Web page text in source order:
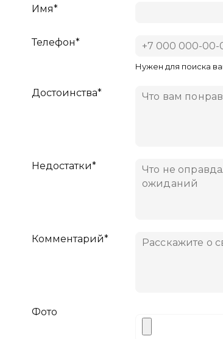
Имя*
Телефон*
Нужен для поиска
Достоинства*
Недостатки*
Комментарий*
Фото